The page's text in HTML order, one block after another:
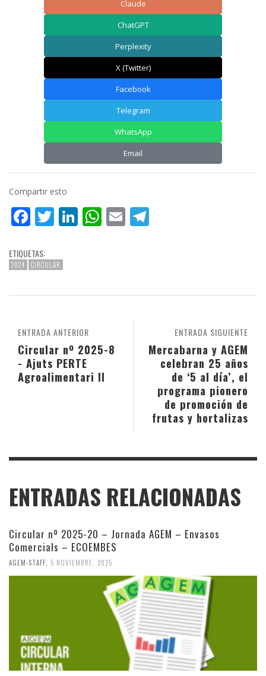
Claude
ChatGPT
Perplexity
X (Twitter)
Facebook
Telegram
WhatsApp
Email
Compartir esto
Facebook
Twitter
LinkedIn
WhatsApp
Email
ETIQUETAS:
2024 CIRCULAR
ENTRADA SIGUIENTE
Mercabarna y AGEM
celebran 25 años
de ‘5 al día’, el
programa pionero
de promoción de
frutas y hortalizas
ENTRADA ANTERIOR
Circular nº 2025-8
- Ajuts PERTE
Agroalimentari II
ENTRADAS RELACIONADAS
Circular nº 2025-20 – Jornada AGEM – Envasos
Comercials – ECOEMBES
AGEM-STAFF 5 NOVIEMBRE, 2025